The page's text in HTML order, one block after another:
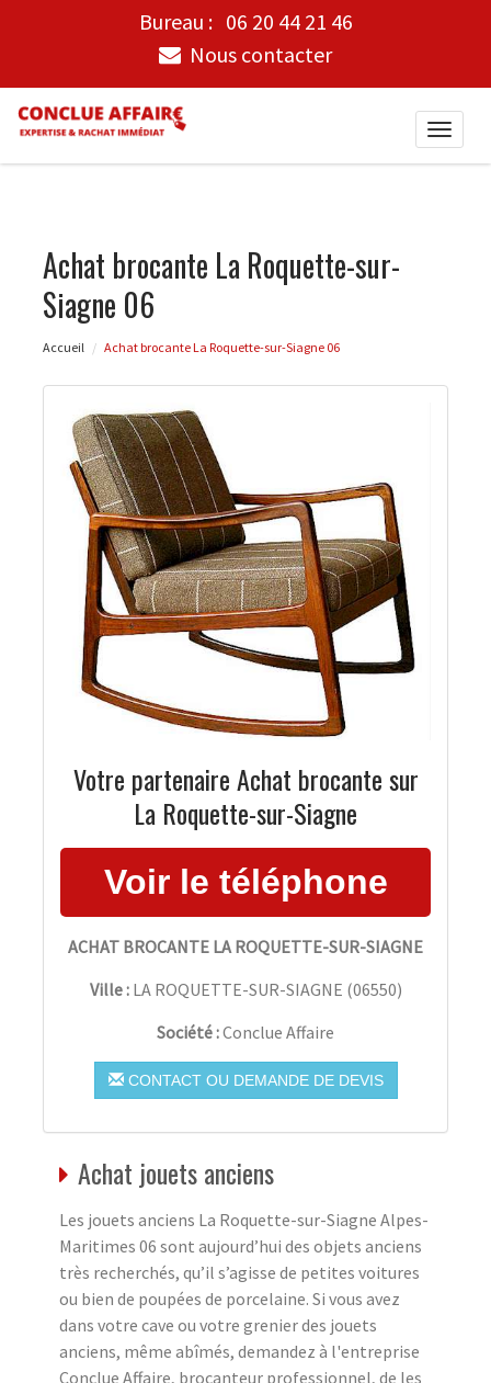
Bureau : 06 20 44 21 46
Nous contacter
Toggle
Achat brocante La Roquette-sur-
Siagne 06
Accueil Achat brocante La Roquette-sur-Siagne 06
Votre partenaire Achat brocante sur
La Roquette-sur-Siagne
ACHAT BROCANTE LA ROQUETTE-SUR-SIAGNE
Ville : LA ROQUETTE-SUR-SIAGNE (06550)
Société :Conclue Affaire
CONTACT OU DEMANDE DE DEVIS
Achat jouets anciens
Les jouets anciens La Roquette-sur-Siagne Alpes-
Maritimes 06 sont aujourd’hui des objets anciens
très recherchés, qu’il s’agisse de petites voitures
ou bien de poupées de porcelaine. Si vous avez
dans votre cave ou votre grenier des jouets
anciens, même abîmés, demandez à l'entreprise
Conclue Affaire, brocanteur professionnel, de les